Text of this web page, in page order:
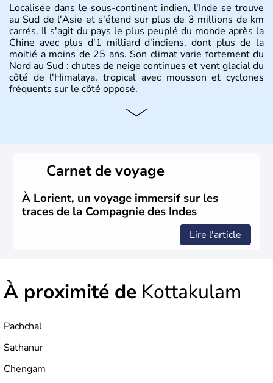
Localisée dans le sous-continent indien, l'Inde se trouve
au Sud de l'Asie et s'étend sur plus de 3 millions de km
carrés. Il s'agit du pays le plus peuplé du monde après la
Chine avec plus d'1 milliard d'indiens, dont plus de la
moitié a moins de 25 ans. Son climat varie fortement du
Nord au Sud : chutes de neige continues et vent glacial du
côté de l'Himalaya, tropical avec mousson et cyclones
fréquents sur le côté opposé.
Histoire et administration
siècle, l'Inde reste sous la domination de l'empire
britannique jusqu'à l'obtention de son indépendance en
1947. Le Taj Mahal, mausolée construit par un empereur
en l'honneur de son épouse, a été édifié dans les années
1640 et est aujourd'hui considéré comme l'une des 7
Carnet de voyage
À Lorient, un voyage immersif sur les
traces de la Compagnie des Indes
Lire l'article
À proximité de Kottakulam
Pachchal
Sathanur
Chengam